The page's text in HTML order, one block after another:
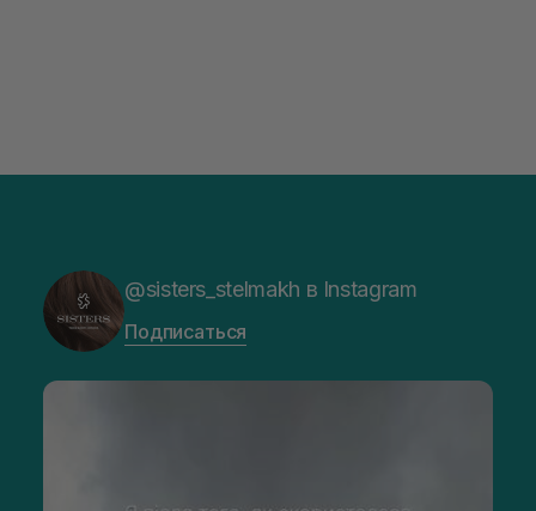
@sisters_stelmakh в Instagram
Подписаться